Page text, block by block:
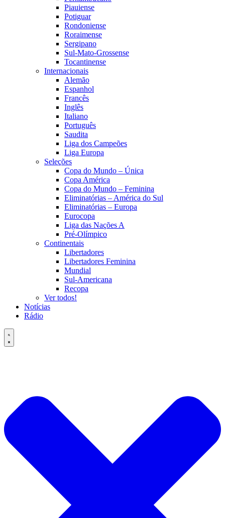
Piauiense
Potiguar
Rondoniense
Roraimense
Sergipano
Sul-Mato-Grossense
Tocantinense
Internacionais
Alemão
Espanhol
Francês
Inglês
Italiano
Português
Saudita
Liga dos Campeões
Liga Europa
Seleções
Copa do Mundo – Única
Copa América
Copa do Mundo – Feminina
Eliminatórias – América do Sul
Eliminatórias – Europa
Eurocopa
Liga das Nações A
Pré-Olímpico
Continentais
Libertadores
Libertadores Feminina
Mundial
Sul-Americana
Recopa
Ver todos!
Notícias
Rádio